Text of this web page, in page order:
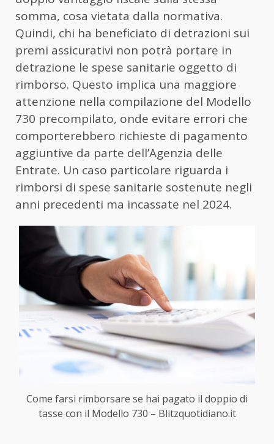
somma, cosa vietata dalla normativa.
Quindi, chi ha beneficiato di detrazioni sui
premi assicurativi non potrà portare in
detrazione le spese sanitarie oggetto di
rimborso. Questo implica una maggiore
attenzione nella compilazione del Modello
730 precompilato, onde evitare errori che
comporterebbero richieste di pagamento
aggiuntive da parte dell’Agenzia delle
Entrate. Un caso particolare riguarda i
rimborsi di spese sanitarie sostenute negli
anni precedenti ma incassate nel 2024.
Come farsi rimborsare se hai pagato il doppio di
tasse con il Modello 730 – Blitzquotidiano.it